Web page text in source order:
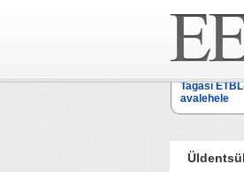
Tagasi
avalehele